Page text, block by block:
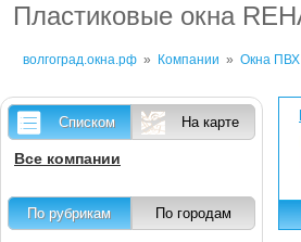
Пластиковые окна
волгоград.окна.рф » Компании » Окна ПВХ
Списком На карте
Все компании
По рубрикам По городам